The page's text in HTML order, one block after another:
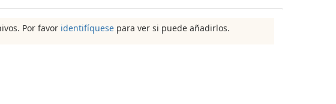
Por favor identifíquese para ver si puede añadirlos.